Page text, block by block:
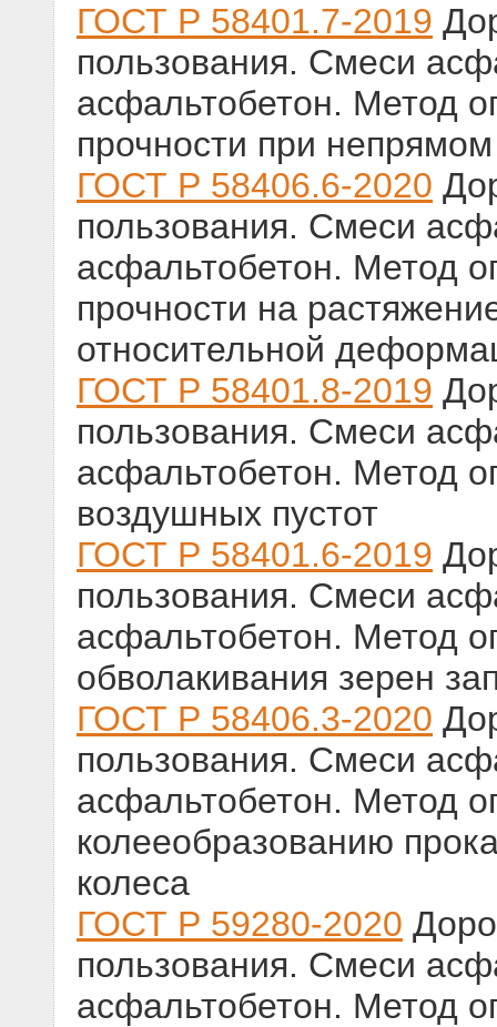
ГОСТ Р 58401.7-2019
пользования. Смеси
асфальтобетон. Метод
прочности при
ГОСТ Р 58406.6-2020
пользования. Смеси
асфальтобетон. Метод
прочности на
относительной
ГОСТ Р 58401.8-2019
пользования. Смеси
асфальтобетон. Метод
воздушных пустот
ГОСТ Р 58401.6-2019
пользования. Смеси
асфальтобетон. Метод
обволакивания зерен
ГОСТ Р 58406.3-2020
пользования. Смеси
асфальтобетон. Метод
колееобразованию
колеса
ГОСТ Р 59280-2020
пользования. Смеси
асфальтобетон. Метод